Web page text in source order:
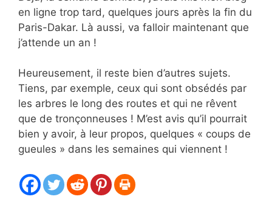
en ligne trop tard, quelques jours après la fin du
Paris-Dakar. Là aussi, va falloir maintenant que
j’attende un an !
Heureusement, il reste bien d’autres sujets.
Tiens, par exemple, ceux qui sont obsédés par
les arbres le long des routes et qui ne rêvent
que de tronçonneuses ! M’est avis qu’il pourrait
bien y avoir, à leur propos, quelques « coups de
gueules » dans les semaines qui viennent !